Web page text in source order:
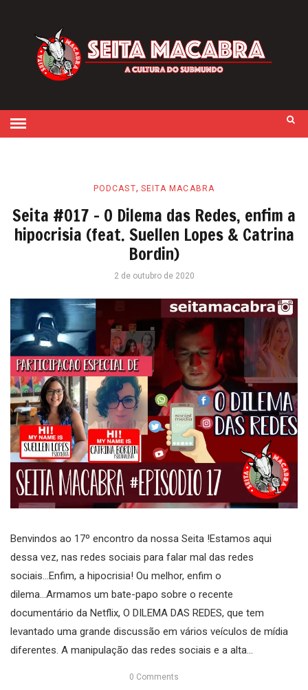
PODCAST, SEITA MACABRA
Seita #017 – O Dilema das Redes, enfim a
hipocrisia (feat. Suellen Lopes & Catrina
Bordin)
2 de outubro de 2020
Benvindos ao 17º encontro da nossa Seita !Estamos aqui
dessa vez, nas redes sociais para falar mal das redes
sociais...Enfim, a hipocrisia! Ou melhor, enfim o
dilema...Armamos um bate-papo sobre o recente
documentário da Netflix, O DILEMA DAS REDES, que tem
levantado uma grande discussão em vários veículos de mídia
diferentes. A manipulação das redes sociais e a alta...
0 Comments